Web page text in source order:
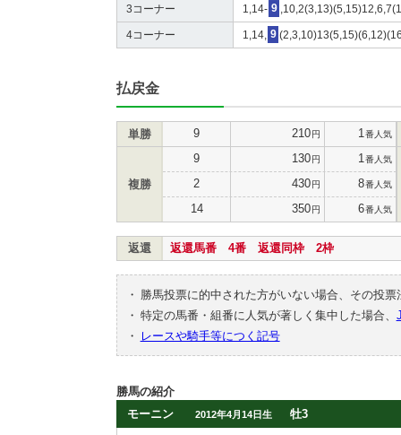
3コーナー 1,14- 9
4コーナー 1,14, 9
払戻金
単勝 9 210円 1 番人気
複勝
9 130円 1 番人気
2 430円 8番人気
14 350円 6番人気
返還 返還馬番 4番 返還同枠 2枠
・
勝馬投票に的中された方がいない場合、その投
・ 特定の馬番・組番に人気が著しく集中した場合、
・
レースや騎手等につく記号
勝馬の紹介
モーニン
2012年4月14日生 牡3